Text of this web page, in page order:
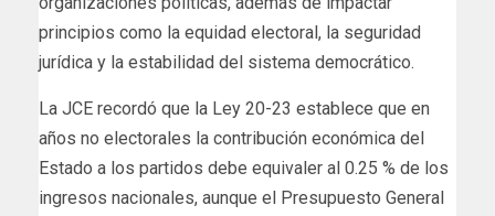
principios como la equidad electoral, la seguridad
jurídica y la estabilidad del sistema democrático.
La JCE recordó que la Ley 20-23 establece que en
años no electorales la contribución económica del
Estado a los partidos debe equivaler al 0.25 % de los
ingresos nacionales, aunque el Presupuesto General